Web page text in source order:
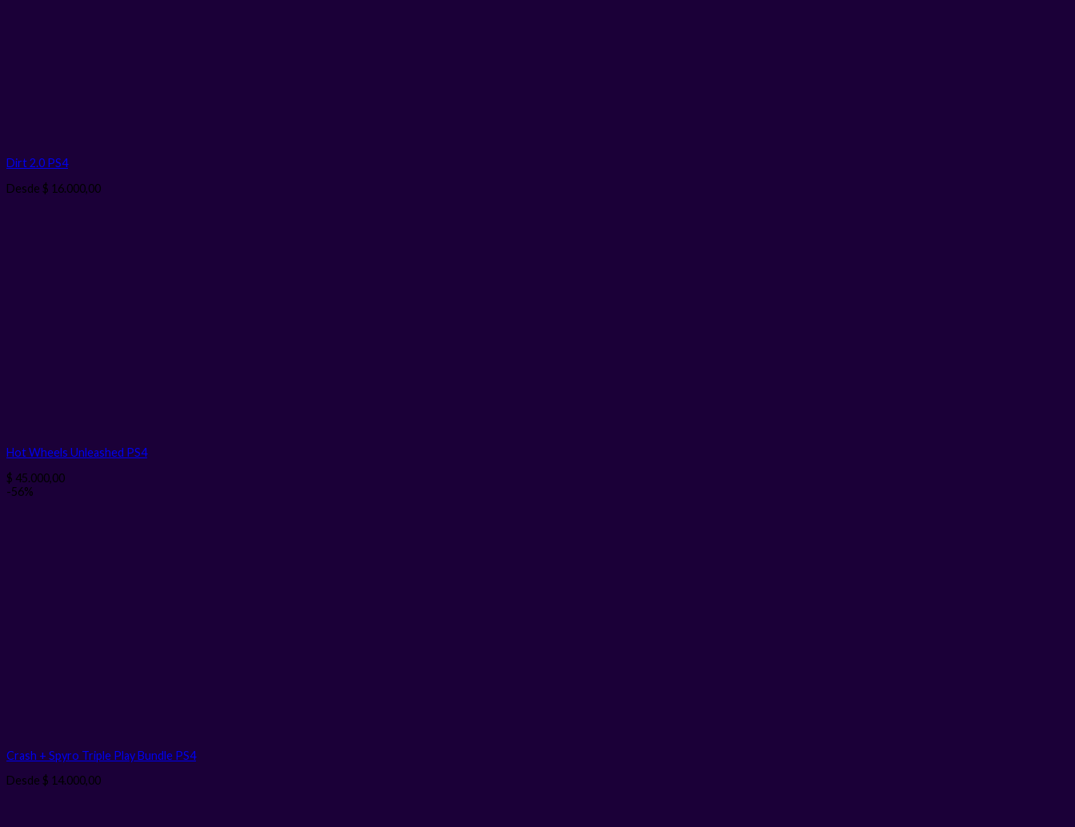
Dirt 2.0 PS4
Desde $ 16.000,00
Hot Wheels Unleashed PS4
$ 45.000,00
-56%
Crash + Spyro Triple Play Bundle PS4
Desde $ 14.000,00